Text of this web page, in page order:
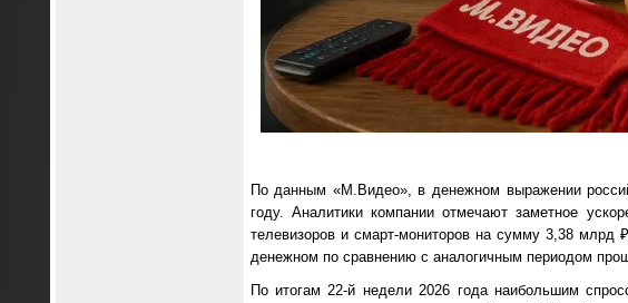
По данным «М.Видео», в денежном выражении
году. Аналитики компании отмечают заметное
телевизоров и смарт-мониторов на сумму 3,38
денежном по сравнению с аналогичным периодом
По итогам 22-й недели 2026 года наибольшим